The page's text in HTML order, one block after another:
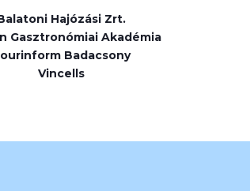
Hajózási Zrt.
Gasztronómiai Akadémia
Badacsony
Vincells